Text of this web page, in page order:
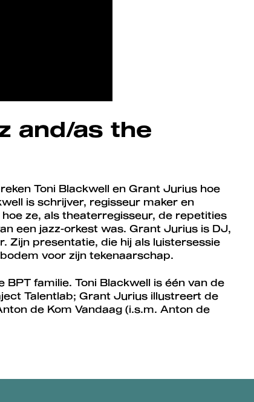
and/as the
Toni Blackwell en Grant Jurius hoe
is schrijver, regisseur maker en
ze, als theaterregisseur, de repetities
een jazz-orkest was. Grant Jurius is DJ,
Zijn presentatie, die hij als luistersessie
voor zijn tekenaarschap.
familie. Toni Blackwell is één van de
Talentlab; Grant Jurius illustreert de
de Kom Vandaag (i.s.m. Anton de